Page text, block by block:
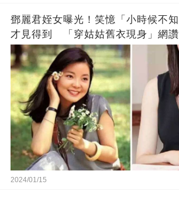
鄧麗君姪女曝光！笑憶「小時候不
才見得到 「穿姑姑舊衣現身」網
錯!
2024/01/15